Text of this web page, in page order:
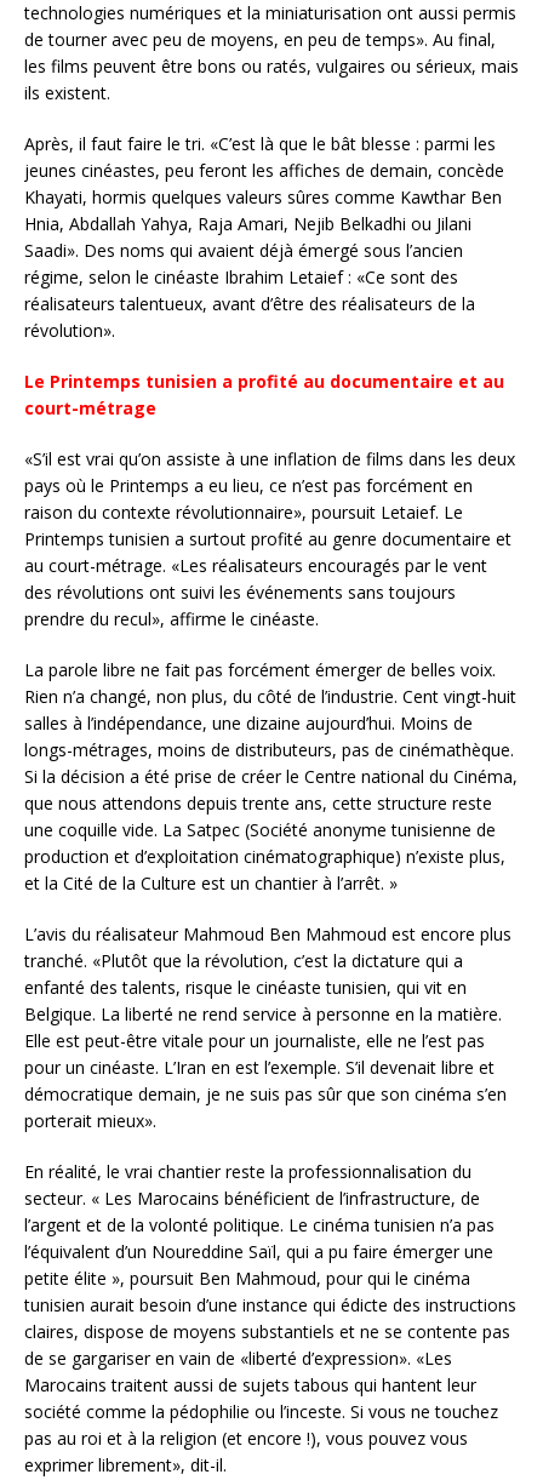
technologies numériques et la miniaturisation ont aussi permis
de tourner avec peu de moyens, en peu de temps». Au final,
les films peuvent être bons ou ratés, vulgaires ou sérieux, mais
ils existent.
Après, il faut faire le tri. «C’est là que le bât blesse : parmi les
jeunes cinéastes, peu feront les affiches de demain, concède
Khayati, hormis quelques valeurs sûres comme Kawthar Ben
Hnia, Abdallah Yahya, Raja Amari, Nejib Belkadhi ou Jilani
Saadi». Des noms qui avaient déjà émergé sous l’ancien
régime, selon le cinéaste Ibrahim Letaief : «Ce sont des
réalisateurs talentueux, avant d’être des réalisateurs de la
révolution».
Le Printemps tunisien a profité au documentaire et au
court-métrage
«S’il est vrai qu’on assiste à une inflation de films dans les deux
pays où le Printemps a eu lieu, ce n’est pas forcément en
raison du contexte révolutionnaire», poursuit Letaief. Le
Printemps tunisien a surtout profité au genre documentaire et
au court-métrage. «Les réalisateurs encouragés par le vent
des révolutions ont suivi les événements sans toujours
prendre du recul», affirme le cinéaste.
La parole libre ne fait pas forcément émerger de belles voix.
Rien n’a changé, non plus, du côté de l’industrie. Cent vingt-huit
salles à l’indépendance, une dizaine aujourd’hui. Moins de
longs-métrages, moins de distributeurs, pas de cinémathèque.
Si la décision a été prise de créer le Centre national du Cinéma,
que nous attendons depuis trente ans, cette structure reste
une coquille vide. La Satpec (Société anonyme tunisienne de
production et d’exploitation cinématographique) n’existe plus,
et la Cité de la Culture est un chantier à l’arrêt. »
L’avis du réalisateur Mahmoud Ben Mahmoud est encore plus
tranché. «Plutôt que la révolution, c’est la dictature qui a
enfanté des talents, risque le cinéaste tunisien, qui vit en
Belgique. La liberté ne rend service à personne en la matière.
Elle est peut-être vitale pour un journaliste, elle ne l’est pas
pour un cinéaste. L’Iran en est l’exemple. S’il devenait libre et
démocratique demain, je ne suis pas sûr que son cinéma s’en
porterait mieux».
En réalité, le vrai chantier reste la professionnalisation du
secteur. « Les Marocains bénéficient de l’infrastructure, de
l’argent et de la volonté politique. Le cinéma tunisien n’a pas
l’équivalent d’un Noureddine Saïl, qui a pu faire émerger une
petite élite », poursuit Ben Mahmoud, pour qui le cinéma
tunisien aurait besoin d’une instance qui édicte des instructions
claires, dispose de moyens substantiels et ne se contente pas
de se gargariser en vain de «liberté d’expression». «Les
Marocains traitent aussi de sujets tabous qui hantent leur
société comme la pédophilie ou l’inceste. Si vous ne touchez
pas au roi et à la religion (et encore !), vous pouvez vous
exprimer librement», dit-il.